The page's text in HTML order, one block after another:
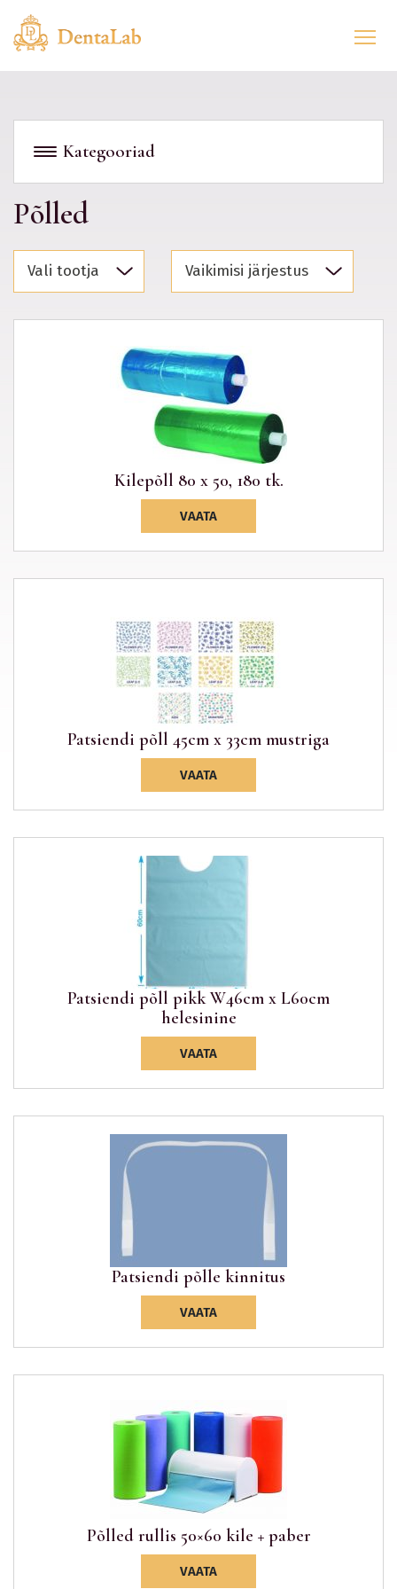
Kategooriad
Põlled
Vali tootja Vaikimisi järjestus
Kilepõll 80 x 50, 180 tk.
VAATA
Patsiendi põll 45cm x 33cm mustriga
VAATA
Patsiendi põll pikk W46cm x L60cm
helesinine
VAATA
Patsiendi põlle kinnitus
VAATA
Põlled rullis 50×60 kile + paber
VAATA